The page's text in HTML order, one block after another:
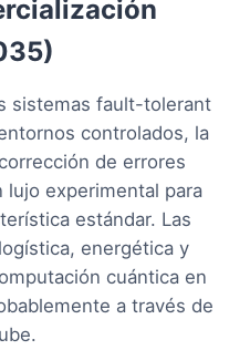
sistemas fault-tolerant
controlados, la
de errores
lujo experimental para
estándar. Las
energética y
cuántica en
a través de